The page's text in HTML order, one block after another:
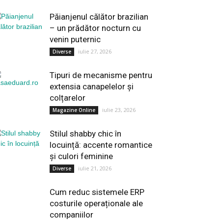
Păianjenul călător brazilian
– un prădător nocturn cu
venin puternic
Diverse iulie 27, 2026
Tipuri de mecanisme pentru
extensia canapelelor și
colțarelor
Magazine Online iulie 23, 2026
Stilul shabby chic în
locuință: accente romantice
și culori feminine
Diverse iulie 21, 2026
Cum reduc sistemele ERP
costurile operaționale ale
companiilor